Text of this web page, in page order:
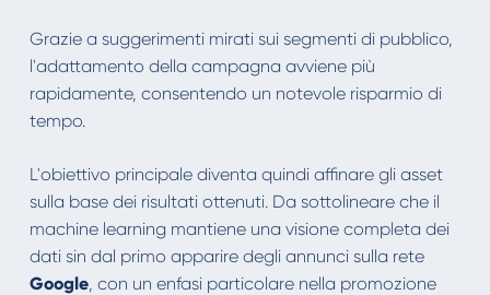
Grazie a suggerimenti mirati sui segmenti di pubblico,
l'adattamento della campagna avviene più
rapidamente, consentendo un notevole risparmio di
tempo.
L'obiettivo principale diventa quindi affinare gli asset
sulla base dei risultati ottenuti. Da sottolineare che il
machine learning mantiene una visione completa dei
dati sin dal primo apparire degli annunci sulla rete
Google, con un enfasi particolare nella promozione